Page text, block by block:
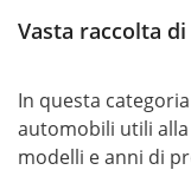
Vasta raccolta di
In questa
automobili utili
modelli e anni di